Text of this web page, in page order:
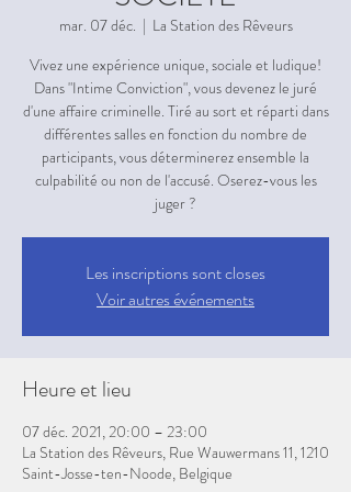
mar. 07 déc.
  |
La Station des Rêveurs
Vivez une expérience unique, sociale et ludique!
Dans "Intime Conviction", vous devenez le juré
d'une affaire criminelle. Tiré au sort et réparti dans
différentes salles en fonction du nombre de
participants, vous déterminerez ensemble la
culpabilité ou non de l'accusé. Oserez-vous les
juger ?
Les inscriptions sont closes
Voir autres événements
Heure et lieu
07 déc. 2021, 20:00 – 23:00
La Station des Rêveurs, Rue Wauwermans 11, 1210
Saint-Josse-ten-Noode, Belgique